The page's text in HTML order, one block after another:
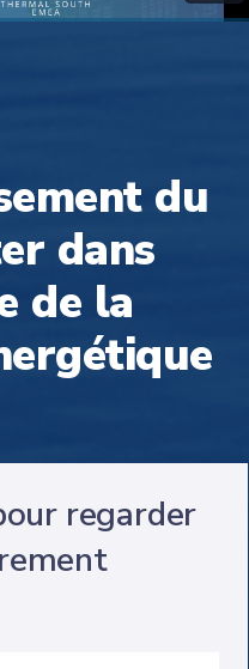
du
dans
de la
regarder